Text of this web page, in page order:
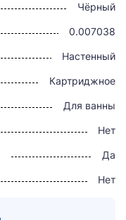
Чёрный
0.007038
Настенный
Картриджное
Для ванны
Нет
Да
Нет